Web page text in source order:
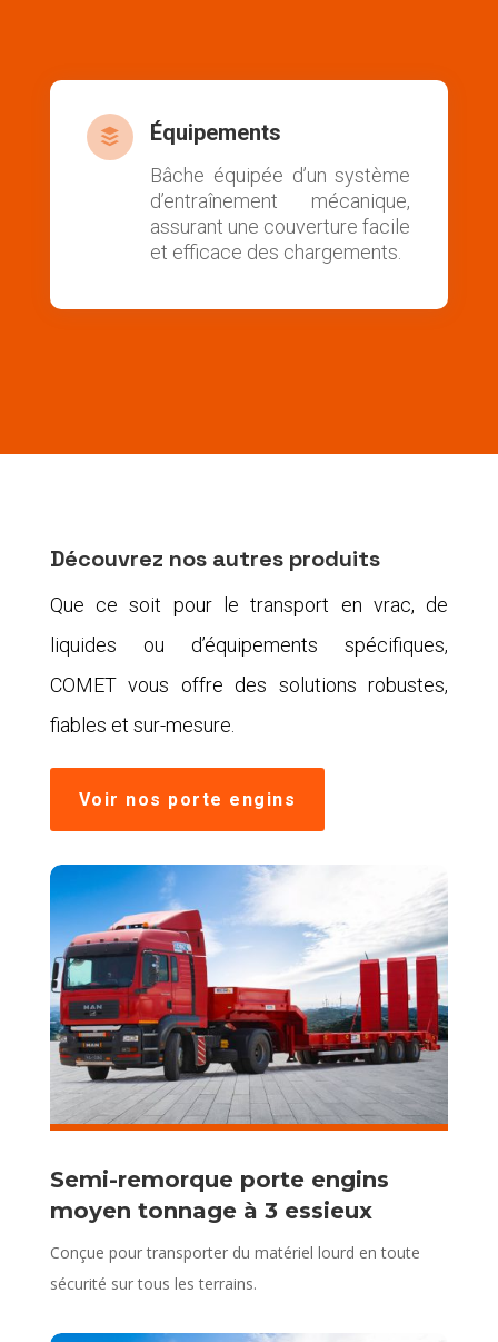
 Équipements
Bâche équipée d’un système
d’entraînement mécanique,
assurant une couverture facile
et efficace des chargements.
Découvrez nos autres produits
Que ce soit pour le transport en vrac, de
liquides ou d’équipements spécifiques,
COMET vous offre des solutions robustes,
fiables et sur-mesure.
Voir nos porte engins
Semi-remorque porte engins
moyen tonnage à 3 essieux
Conçue pour transporter du matériel lourd en toute
sécurité sur tous les terrains.